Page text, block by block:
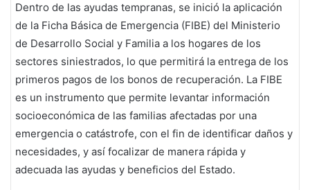
Dentro de las ayudas tempranas, se inició la aplicación
de la Ficha Básica de Emergencia (FIBE) del Ministerio
de Desarrollo Social y Familia a los hogares de los
sectores siniestrados, lo que permitirá la entrega de los
primeros pagos de los bonos de recuperación. La FIBE
es un instrumento que permite levantar información
socioeconómica de las familias afectadas por una
emergencia o catástrofe, con el fin de identificar daños y
necesidades, y así focalizar de manera rápida y
adecuada las ayudas y beneficios del Estado.